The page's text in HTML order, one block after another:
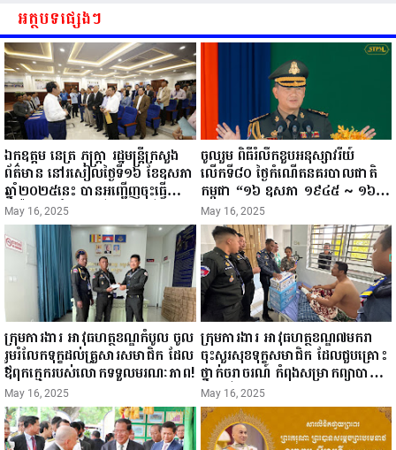
អត្ថបទផ្សេងៗ
ឯកឧត្តម នេត្រ ភក្ត្រា រដ្ឋមន្ត្រីក្រសួង
ព័ត៌មាន នៅរសៀលថ្ងៃទី១៦ ខែឧសភា
ឆ្នាំ២០២៥នេះ បានអញ្ជើញចុះធ្វើ
ជំរឿនថ្នាក់ដឹកនាំមន្ត្រីរាជការស៉ីវិល នៃ
ក្រសួងព័ត៌មាន...
May 16, 2025
ចូលរួម ពិធីរំលឹកខួបអនុស្សាវរីយ៍
លើកទី៨០ ថ្ងៃកំណើតនគរបាលជាតិ
កម្ពុជា “១៦ ឧសភា ១៩៤៥ ~ ១៦
ឧសភា ២០២៥”...
May 16, 2025
ក្រុមការងារ អាវុធហត្ថខណ្ឌកំបូល ចូល
រួមរំលែកទុក្ខដល់គ្រួសារសមាជិក ដែល
ឪពុកក្មេករបស់លោកទទួលមរណៈភាព!
May 16, 2025
ក្រុមការងារ អាវុធហត្ថខណ្ឌ៧មករា
ចុះសួរសុខទុក្ខសមាជិក ដែលជួបគ្រោះ
ថ្នាក់ចរាចរណ៍ កំពុងសម្រាកព្យាបាល
នៅមន្ទីរពេទ្យ!
May 16, 2025